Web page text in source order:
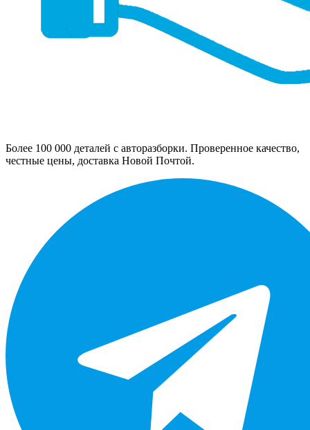
Более 100 000 деталей с авторазборки. Проверенное качество,
честные цены, доставка Новой Почтой.